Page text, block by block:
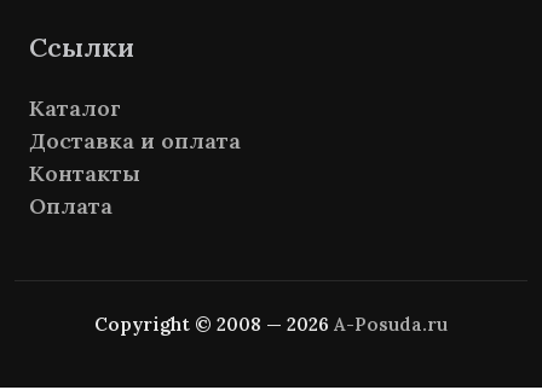
Ссылки
Каталог
Доставка и оплата
Контакты
Оплата
Copyright © 2008 — 2026 A-Posuda.ru